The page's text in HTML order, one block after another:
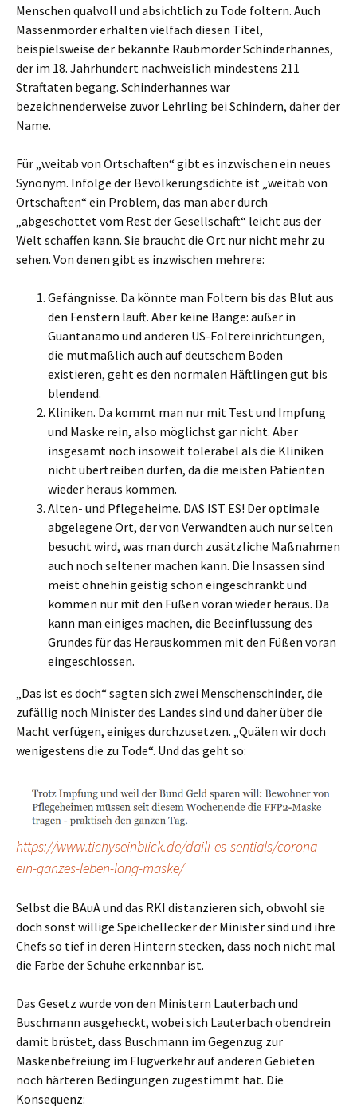
Menschen qualvoll und absichtlich zu Tode foltern. Auch
Massenmörder erhalten vielfach diesen Titel,
beispielsweise der bekannte Raubmörder Schinderhannes,
der im 18. Jahrhundert nachweislich mindestens 211
Straftaten begang. Schinderhannes war
bezeichnenderweise zuvor Lehrling bei Schindern, daher der
Name.
Für „weitab von Ortschaften“ gibt es inzwischen ein neues
Synonym. Infolge der Bevölkerungsdichte ist „weitab von
Ortschaften“ ein Problem, das man aber durch
„abgeschottet vom Rest der Gesellschaft“ leicht aus der
Welt schaffen kann. Sie braucht die Ort nur nicht mehr zu
sehen. Von denen gibt es inzwischen mehrere:
Gefängnisse. Da könnte man Foltern bis das Blut aus
den Fenstern läuft. Aber keine Bange: außer in
Guantanamo und anderen US-Foltereinrichtungen,
die mutmaßlich auch auf deutschem Boden
existieren, geht es den normalen Häftlingen gut bis
blendend.
Kliniken. Da kommt man nur mit Test und Impfung
und Maske rein, also möglichst gar nicht. Aber
insgesamt noch insoweit tolerabel als die Kliniken
nicht übertreiben dürfen, da die meisten Patienten
wieder heraus kommen.
Alten- und Pflegeheime. DAS IST ES! Der optimale
abgelegene Ort, der von Verwandten auch nur selten
besucht wird, was man durch zusätzliche Maßnahmen
auch noch seltener machen kann. Die Insassen sind
meist ohnehin geistig schon eingeschränkt und
kommen nur mit den Füßen voran wieder heraus. Da
kann man einiges machen, die Beeinflussung des
Grundes für das Herauskommen mit den Füßen voran
eingeschlossen.
„Das ist es doch“ sagten sich zwei Menschenschinder, die
zufällig noch Minister des Landes sind und daher über die
Macht verfügen, einiges durchzusetzen. „Quälen wir doch
wenigestens die zu Tode“. Und das geht so:
https://www.tichyseinblick.de/daili-es-sentials/corona-
ein-ganzes-leben-lang-maske/
Selbst die BAuA und das RKI distanzieren sich, obwohl sie
doch sonst willige Speichellecker der Minister sind und ihre
Chefs so tief in deren Hintern stecken, dass noch nicht mal
die Farbe der Schuhe erkennbar ist.
Das Gesetz wurde von den Ministern Lauterbach und
Buschmann ausgeheckt, wobei sich Lauterbach obendrein
damit brüstet, dass Buschmann im Gegenzug zur
Maskenbefreiung im Flugverkehr auf anderen Gebieten
noch härteren Bedingungen zugestimmt hat. Die
Konsequenz: